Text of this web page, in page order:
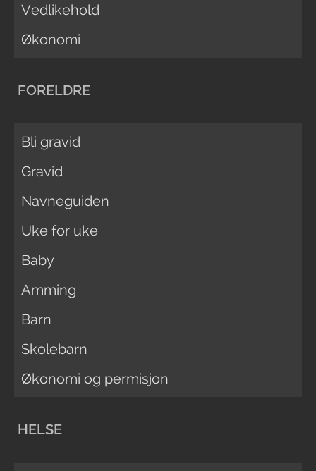
Vedlikehold
Økonomi
FORELDRE
Bli gravid
Gravid
Navneguiden
Uke for uke
Baby
Amming
Barn
Skolebarn
Økonomi og permisjon
HELSE